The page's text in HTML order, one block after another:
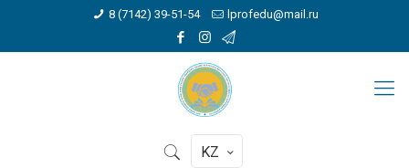
8 (7142) 39-51-54 lprofedu@mail.ru
KZ